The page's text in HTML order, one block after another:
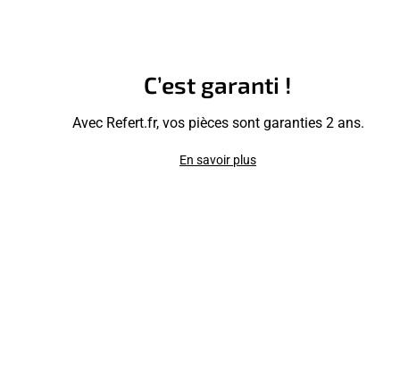
C’est garanti !
Avec Refert.fr, vos pièces sont garanties 2 ans.
En savoir plus